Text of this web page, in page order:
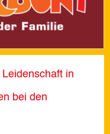
in
bei den